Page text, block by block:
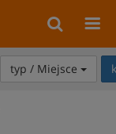
typ / Miejsce